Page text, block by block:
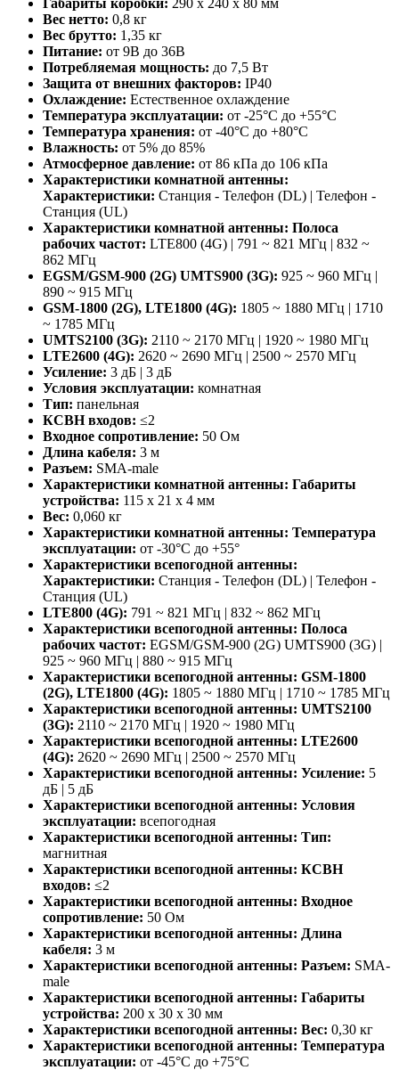
Вес нетто: 0,8 кг
Вес брутто: 1,35 кг
Питание: от 9В до 36В
Потребляемая мощность: до 7,5 Вт
Защита от внешних факторов: IP40
Охлаждение: Естественное охлаждение
Температура эксплуатации: от -25°С до +55°С
Температура хранения: от -40°С до +80°С
Влажность: от 5% до 85%
Атмосферное давление: от 86 кПа до 106 кПа
Характеристики комнатной антенны:
Характеристики: Станция - Телефон (DL) | Телефон -
Станция (UL)
Характеристики комнатной антенны: Полоса
рабочих частот: LTE800 (4G) | 791 ~ 821 МГц | 832 ~
862 МГц
EGSM/GSM-900 (2G) UMTS900 (3G): 925 ~ 960 МГц |
890 ~ 915 МГц
GSM-1800 (2G), LTE1800 (4G): 1805 ~ 1880 МГц | 1710
~ 1785 МГц
UMTS2100 (3G): 2110 ~ 2170 МГц | 1920 ~ 1980 МГц
LTE2600 (4G): 2620 ~ 2690 МГц | 2500 ~ 2570 МГц
Усиление: 3 дБ | 3 дБ
Условия эксплуатации: комнатная
Тип: панельная
КСВН входов: ≤2
Входное сопротивление: 50 Ом
Длина кабеля: 3 м
Разъем: SMA-male
Характеристики комнатной антенны: Габариты
устройства: 115 x 21 x 4 мм
Вес: 0,060 кг
Характеристики комнатной антенны: Температура
эксплуатации: от -30°C до +55°
Характеристики всепогодной антенны:
Характеристики: Станция - Телефон (DL) | Телефон -
Станция (UL)
LTE800 (4G): 791 ~ 821 МГц | 832 ~ 862 МГц
Характеристики всепогодной антенны: Полоса
рабочих частот: EGSM/GSM-900 (2G) UMTS900 (3G) |
925 ~ 960 МГц | 880 ~ 915 МГц
Характеристики всепогодной антенны: GSM-1800
(2G), LTE1800 (4G): 1805 ~ 1880 МГц | 1710 ~ 1785 МГц
Характеристики всепогодной антенны: UMTS2100
(3G): 2110 ~ 2170 МГц | 1920 ~ 1980 МГц
Характеристики всепогодной антенны: LTE2600
(4G): 2620 ~ 2690 МГц | 2500 ~ 2570 МГц
Характеристики всепогодной антенны: Усиление: 5
дБ | 5 дБ
Характеристики всепогодной антенны: Условия
эксплуатации: всепогодная
Характеристики всепогодной антенны: Тип:
магнитная
Характеристики всепогодной антенны: КСВН
входов: ≤2
Характеристики всепогодной антенны: Входное
сопротивление: 50 Ом
Характеристики всепогодной антенны: Длина
кабеля: 3 м
Характеристики всепогодной антенны: Разъем: SMA-
male
Характеристики всепогодной антенны: Габариты
устройства: 200 x 30 x 30 мм
Характеристики всепогодной антенны: Вес: 0,30 кг
Характеристики всепогодной антенны: Температура
эксплуатации: от -45°C до +75°C